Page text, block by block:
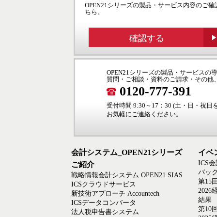
OPEN21シリーズの製品・サービス内容のご確
ちら。
確認する
OPEN21シリーズの製品・サービスの
質問・ご相談・資料のご請求・その他
0120-777-391
受付時間 9:30～17：30 (土・日・祝日
お気軽にご連絡ください。
会計システム_OPEN21シリーズ
ご紹介
戦略情報会計システム OPEN21 SIAS
ICSクラウドサービス
新技術アプローチ Accountech
ICSデータコンバータ
法人税申告書システム
イベ
ICS
バッ
第15
2026
結果
第10